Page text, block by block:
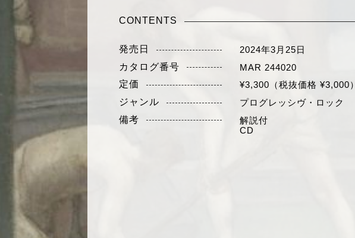
CONTENTS
発売日
2024年3月25日
カタログ番号
MAR 244020
定価
¥3,300（税抜価格 ¥3,000）
ジャンル
プログレッシヴ・ロック
備考
解説付
CD